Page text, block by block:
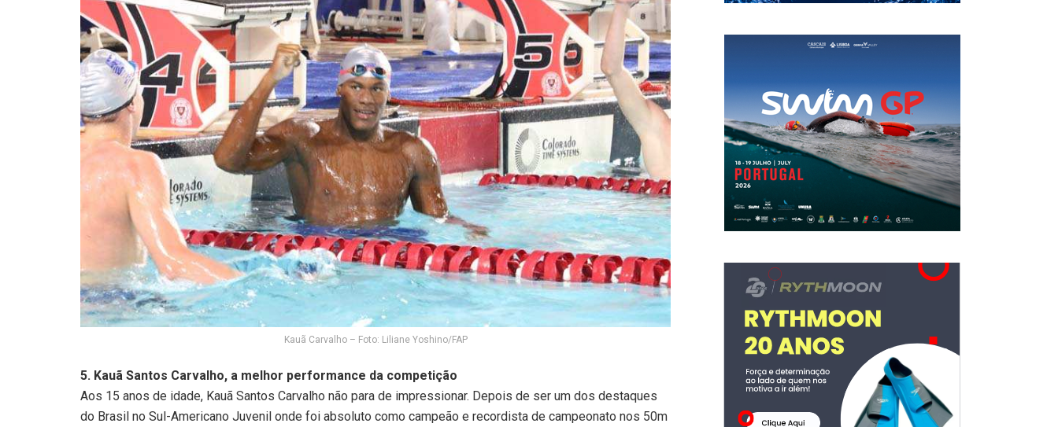
Kauã Carvalho – Foto: Liliane Yoshino/FAP
5. Kauã Santos Carvalho, a melhor performance da competição
Aos 15 anos de idade, Kauã Santos Carvalho não para de impressionar. Depois de ser um dos destaques
do Brasil no Sul-Americano Juvenil onde foi absoluto como campeão e recordista de campeonato nos 50m